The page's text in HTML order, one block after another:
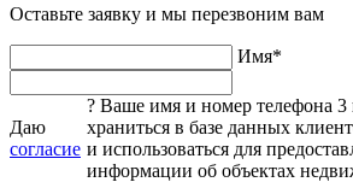
Оставьте заявку и мы перезвоним вам
Имя*
Даю
согласие
? Ваше имя и номер телефона 3
храниться в базе данных
и использоваться для
информации об объектах